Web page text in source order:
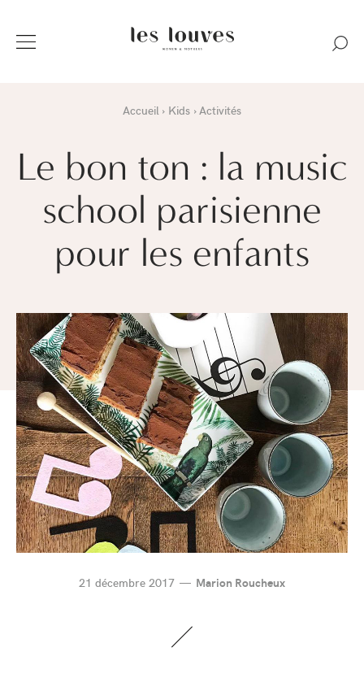
Accueil Kids Activités
Le bon ton : la music
school parisienne
pour les enfants
21 décembre 2017 Marion Roucheux